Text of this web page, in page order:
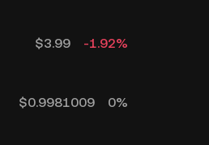
$3.99 -1.92%
$0.9981009 0%